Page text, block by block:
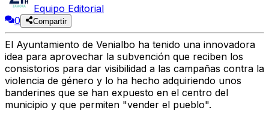
Equipo Editorial
0
Compartir
El Ayuntamiento de Venialbo ha tenido una innovadora
idea para aprovechar la subvención que reciben los
consistorios para dar visibilidad a las campañas contra la
violencia de género y lo ha hecho adquiriendo unos
banderines que se han expuesto en el centro del
municipio y que permiten "vender el pueblo".